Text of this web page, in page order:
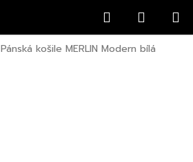
Hledat
KOŠÍK
Pánská košile MERLIN Modern bílá